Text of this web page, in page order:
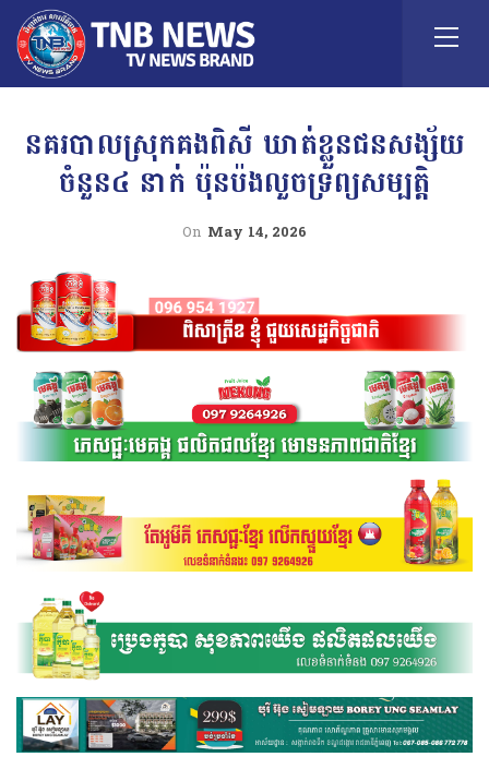
នគរបាលស្រុកគងពិសី ឃាត់ខ្លួនជនសង្ស័យ
ចំនួន៤ នាក់ ប៉ុនប៉ងលួចទ្រព្យសម្បត្តិ
On May 14, 2026